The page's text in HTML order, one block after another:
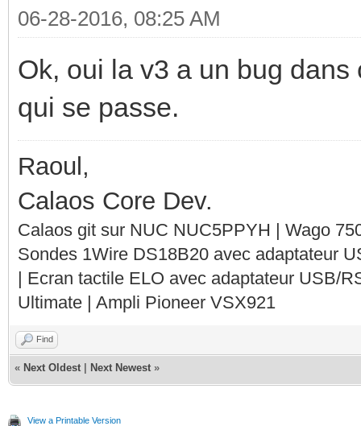
06-28-2016, 08:25 AM
Ok, oui la v3 a un bug
qui se passe.
Raoul,
Calaos Core Dev.
Calaos git sur NUC NUC5PPYH | Wago
Sondes 1Wire DS18B20 avec adaptateur
| Ecran tactile ELO avec adaptateur USB/
Ultimate | Ampli Pioneer VSX921
Find
« Next Oldest Next Newest »
View a Printable Version